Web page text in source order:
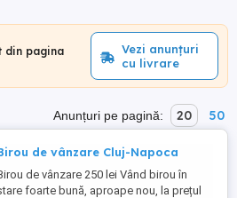
din pagina
Vezi anunțuri
cu livrare
Anunțuri pe pagină: 20 50
de vânzare Cluj-Napoca
de vânzare 250 lei Vând birou în
foarte bună, aproape nou, la prețul